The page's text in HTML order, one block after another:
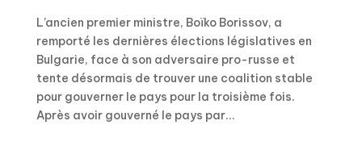
L’ancien premier ministre, Boïko Borissov, a
remporté les dernières élections législatives en
Bulgarie, face à son adversaire pro-russe et
tente désormais de trouver une coalition stable
pour gouverner le pays pour la troisième fois.
Après avoir gouverné le pays par...